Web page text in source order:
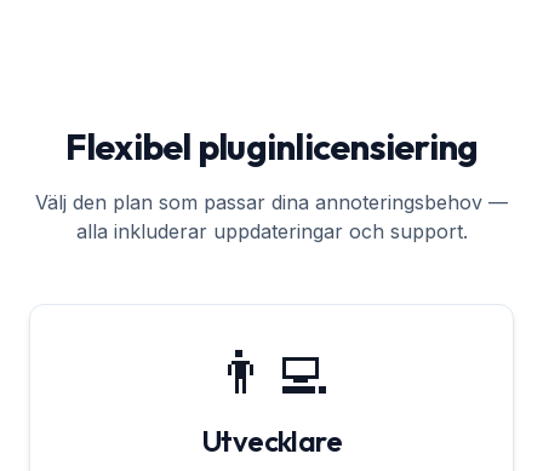
Flexibel pluginlicensiering
Välj den plan som passar dina annoteringsbehov —
alla inkluderar uppdateringar och support.
👨‍💻
Utvecklare